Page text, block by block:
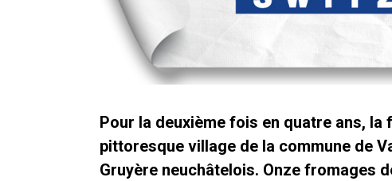
Pour la deuxième fois en quatre ans,
pittoresque village de la commune de
Gruyère neuchâtelois. Onze fromages